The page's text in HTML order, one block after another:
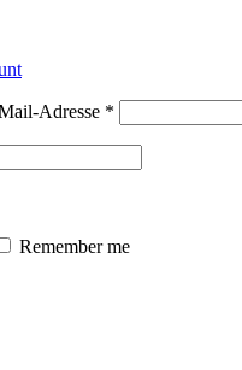
Adresse *
Remember me